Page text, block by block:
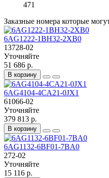
471
Заказные номера которые
6AG1222-1BH32-2XB0
13728-02
Уточняйте
51 686 р.
В корзину
6AG4104-4CA21-0JX1
61066-02
Уточняйте
379 813 р.
В корзину
6AG1132-6BF01-7BA0
272-02
Уточняйте
15 116 р.